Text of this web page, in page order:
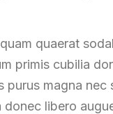
quaerat
primis cubilia
magna
libero